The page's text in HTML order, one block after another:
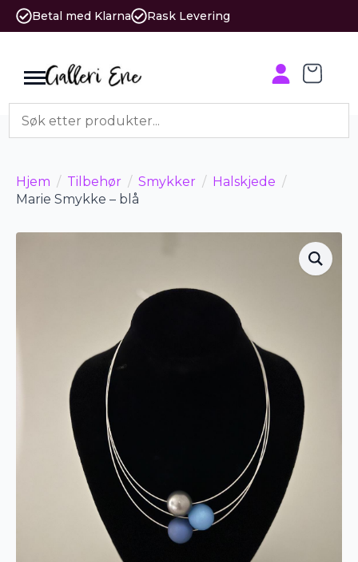
Betal med Klarna Rask Levering
Hjem Tilbehør Smykker
Halskjede
Marie Smykke – blå